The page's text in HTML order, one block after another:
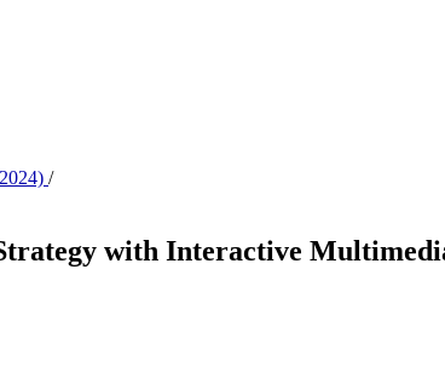
/
with Interactive